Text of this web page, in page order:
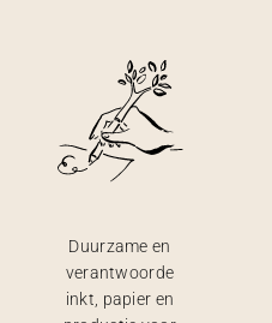
Duurzame en
verantwoorde
inkt, papier en